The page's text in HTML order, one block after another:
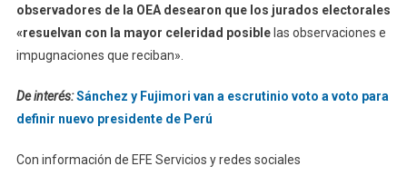
observadores de la OEA desearon que los jurados electorales
«resuelvan con la mayor celeridad posiblelas observaciones e
impugnaciones que reciban».
De interés:Sánchez y Fujimori van a escrutinio voto a voto para
definir nuevo presidente de Perú
Con información de EFE Servicios y redes sociales